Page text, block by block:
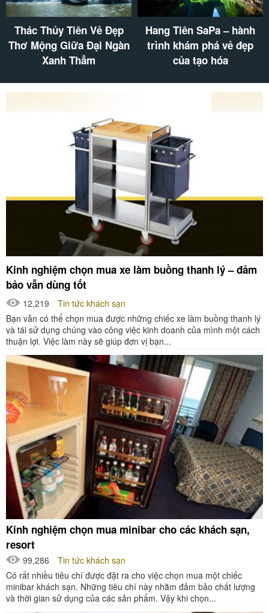
Lang thang Phia Oắc để
chiêm ngưỡng “bức tranh
thiên nhiên “ tuyệt mỹ
Núi Cấm Sơn – kỳ quan
thiên nhiên nằm giữa lòng
Hà Giang
Kinh nghiệm chọn mua xe làm buồng thanh lý – đảm
bảo vẫn dùng tốt
12,219
Tin tức khách sạn
Bạn vẫn có thể chọn mua được những chiếc xe làm buồng thanh lý
và tái sử dụng chúng vào công việc kinh doanh của mình một cách
thuận lợi. Việc làm này sẽ giúp đơn vị bạn...
Kinh nghiệm chọn mua minibar cho các khách sạn,
resort
99,286
Tin tức khách sạn
Có rất nhiều tiêu chí được đặt ra cho việc chọn mua một chiếc
minibar khách sạn. Những tiêu chí này nhằm đảm bảo chất lượng
và thời gian sử dụng của các sản phẩm. Vậy khi chọn...